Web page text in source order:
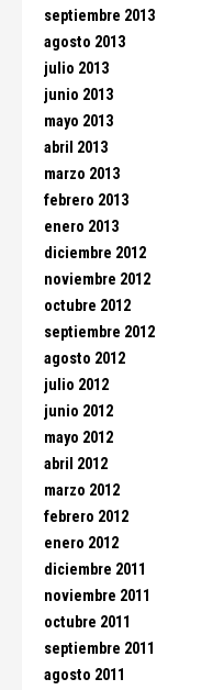
septiembre 2013
agosto 2013
julio 2013
junio 2013
mayo 2013
abril 2013
marzo 2013
febrero 2013
enero 2013
diciembre 2012
noviembre 2012
octubre 2012
septiembre 2012
agosto 2012
julio 2012
junio 2012
mayo 2012
abril 2012
marzo 2012
febrero 2012
enero 2012
diciembre 2011
noviembre 2011
octubre 2011
septiembre 2011
agosto 2011